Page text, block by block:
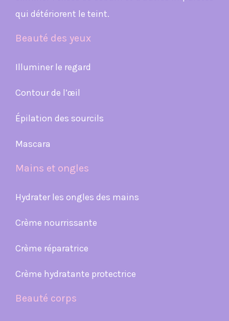
qui détériorent le teint.
Beauté des yeux
Illuminer le regard
Contour de l’œil
Épilation des sourcils
Mascara
Mains et ongles
Hydrater les ongles des mains
Crème nourrissante
Crème réparatrice
Crème hydratante protectrice
Beauté corps